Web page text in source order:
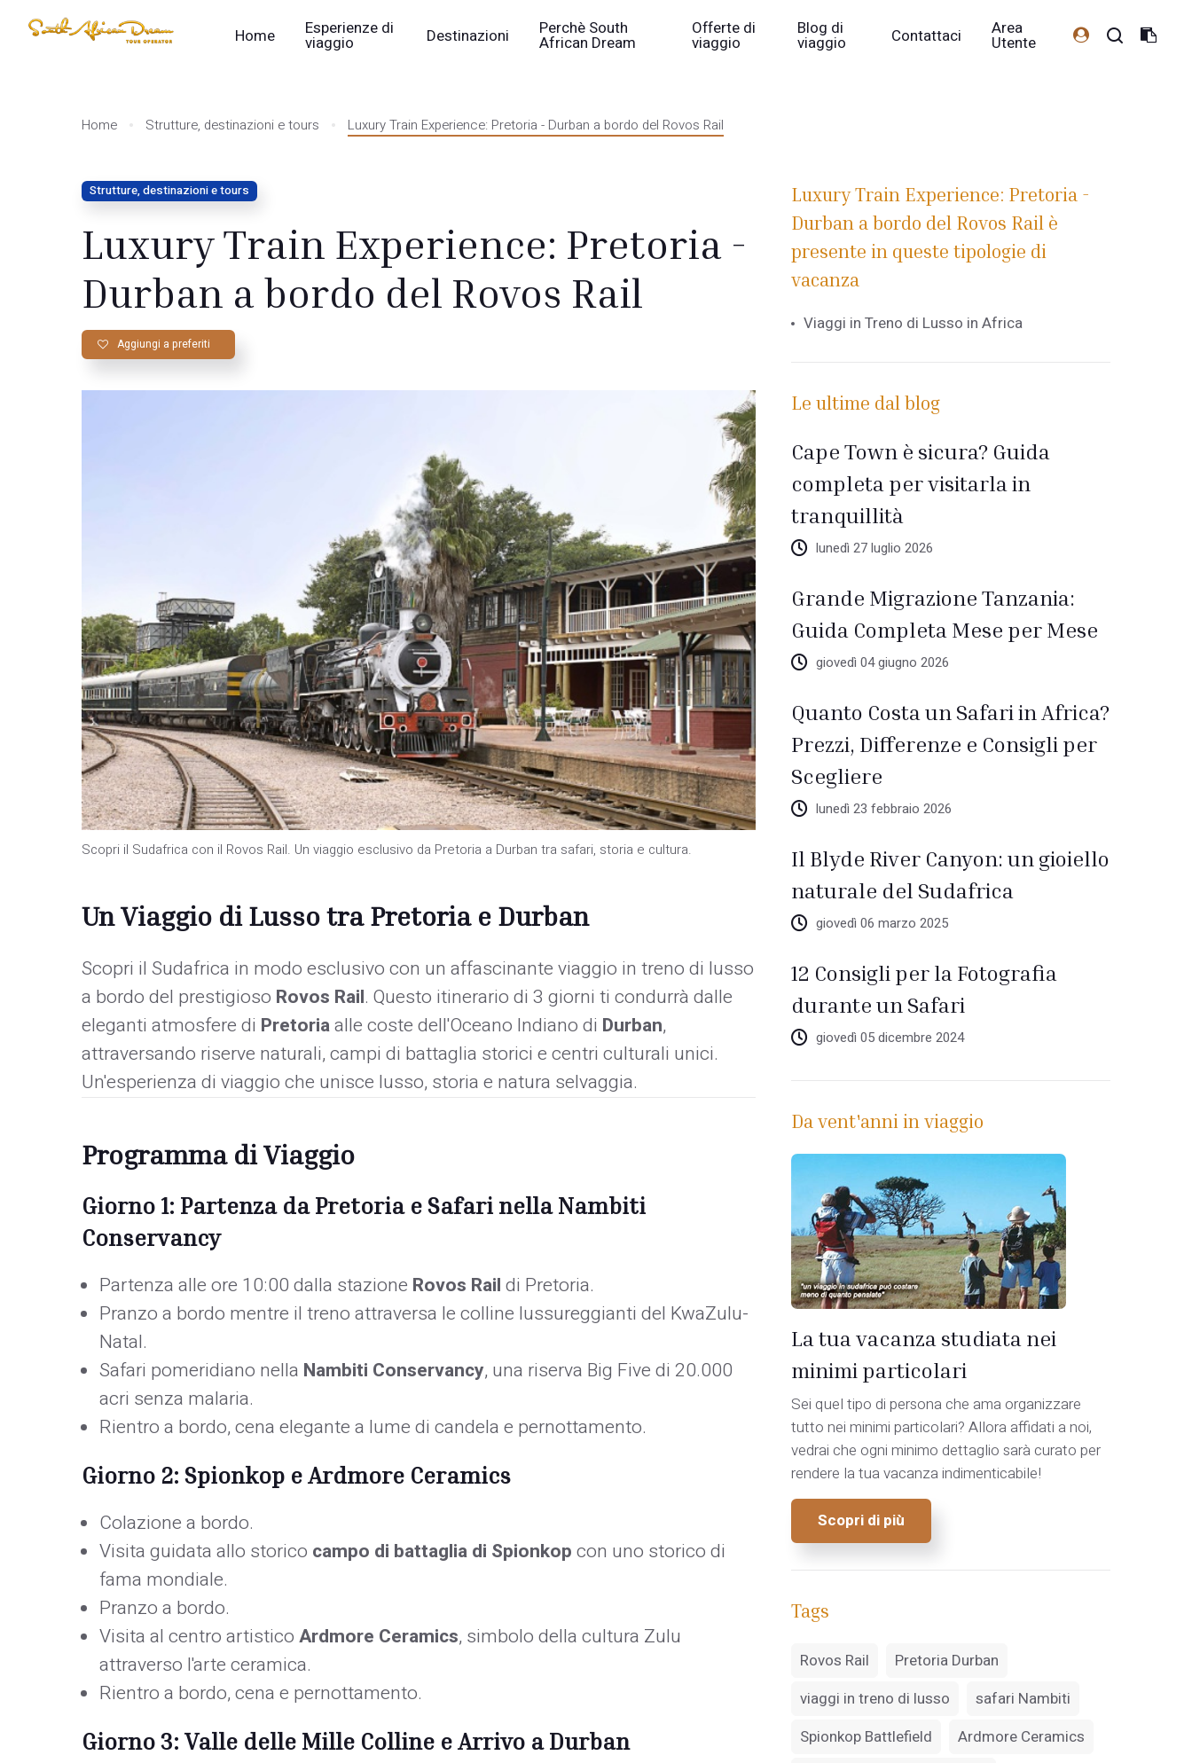
Home Esperienze di
viaggio Destinazioni Perchè South
African Dream
Offerte di
viaggio
Blog di
viaggio Contattaci Area
Utente
Home Strutture, destinazioni e tours Luxury Train Experience: Pretoria - Durban a bordo del Rovos Rail
Strutture, destinazioni e tours
Luxury Train Experience: Pretoria -
Durban a bordo del Rovos Rail
Aggiungi a preferiti
Scopri il Sudafrica con il Rovos Rail. Un viaggio esclusivo da Pretoria a Durban tra safari, storia e cultura.
Un Viaggio di Lusso tra Pretoria e Durban
Scopri il Sudafrica in modo esclusivo con un affascinante viaggio in treno di lusso
a bordo del prestigioso Rovos Rail. Questo itinerario di 3 giorni ti condurrà dalle
eleganti atmosfere di Pretoriaalle coste dell'Oceano Indiano di Durban,
attraversando riserve naturali, campi di battaglia storici e centri culturali unici.
Un'esperienza di viaggio che unisce lusso, storia e natura selvaggia.
Programma di Viaggio
Giorno 1: Partenza da Pretoria e Safari nella Nambiti
Conservancy
Partenza alle ore 10:00 dalla stazione Rovos Raildi Pretoria.
Pranzo a bordo mentre il treno attraversa le colline lussureggianti del KwaZulu-
Natal.
Safari pomeridiano nella Nambiti Conservancy, una riserva Big Five di 20.000
acri senza malaria.
Rientro a bordo, cena elegante a lume di candela e pernottamento.
Giorno 2: Spionkop e Ardmore Ceramics
Colazione a bordo.
Visita guidata allo storico campo di battaglia di Spionkopcon uno storico di
fama mondiale.
Pranzo a bordo.
Visita al centro artisticoArdmore Ceramics, simbolo della cultura Zulu
attraverso l'arte ceramica.
Rientro a bordo, cena e pernottamento.
Giorno 3: Valle delle Mille Colline e Arrivo a Durban
Luxury Train Experience: Pretoria -
Durban a bordo del Rovos Rail è
presente in queste tipologie di
vacanza
Viaggi in Treno di Lusso in Africa
Le ultime dal blog
Cape Town è sicura? Guida
completa per visitarla in
tranquillità
lunedì 27 luglio 2026
Grande Migrazione Tanzania:
Guida Completa Mese per Mese
giovedì 04 giugno 2026
Quanto Costa un Safari in Africa?
Prezzi, Differenze e Consigli per
Scegliere
lunedì 23 febbraio 2026
Il Blyde River Canyon: un gioiello
naturale del Sudafrica
giovedì 06 marzo 2025
12 Consigli per la Fotografia
durante un Safari
giovedì 05 dicembre 2024
Da vent'anni in viaggio
La tua vacanza studiata nei
minimi particolari
Sei quel tipo di persona che ama organizzare
tutto nei minimi particolari? Allora affidati a noi,
vedrai che ogni minimo dettaglio sarà curato per
rendere la tua vacanza indimenticabile!
Scopri di più
Tags
Rovos Rail
Pretoria Durban
viaggi in treno di lusso
safari Nambiti
Spionkop Battlefield
Ardmore Ceramics